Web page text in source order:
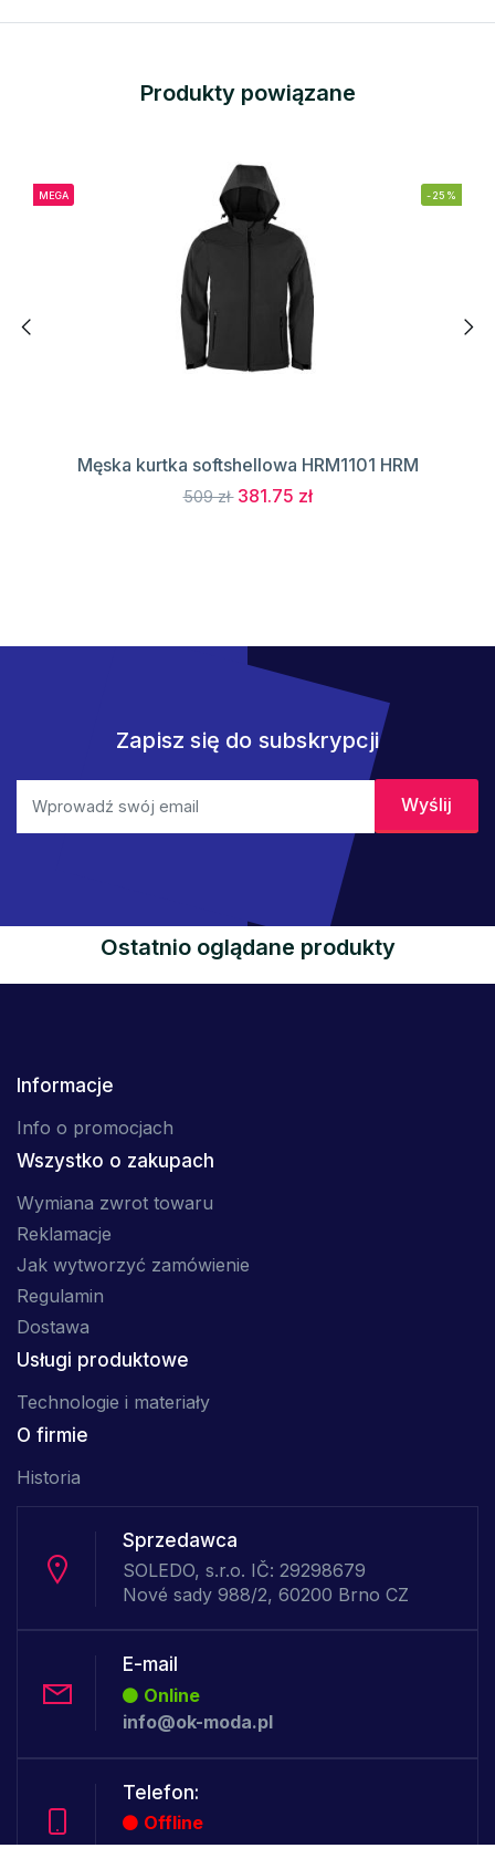
Produkty powiązane
MEGA -25%
Męska kurtka softshellowa HRM1101 HRM
509 zł 381.75 zł
Zapisz się do subskrypcji
Ostatnio oglądane produkty
Informacje
Info o promocjach
Wszystko o zakupach
Wymiana zwrot towaru
Reklamacje
Jak wytworzyć zamówienie
Regulamin
Dostawa
Usługi produktowe
Technologie i materiały
O firmie
Historia
Sprzedawca
SOLEDO, s.r.o. IČ: 29298679
Nové sady 988/2, 60200 Brno CZ
E-mail
Online
info@ok-moda.pl
Telefon:
Offline